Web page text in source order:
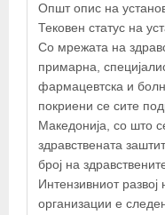
Општ опис на
Тековен статус на
Со мрежата на
примарна,
фармацевтска и
покриени се сите
Македонија, со што
здравствената
број на
Интензивниот
организации е